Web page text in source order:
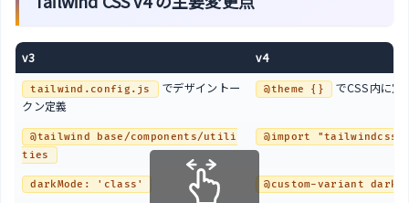
v3 v4
tailwind.config.js
でデザイントー
クン定義
@theme {} でCSS内に定
@tailwind base/components/utili
ties
@import "tailwindcss"
darkMode: 'class' @custom-variant